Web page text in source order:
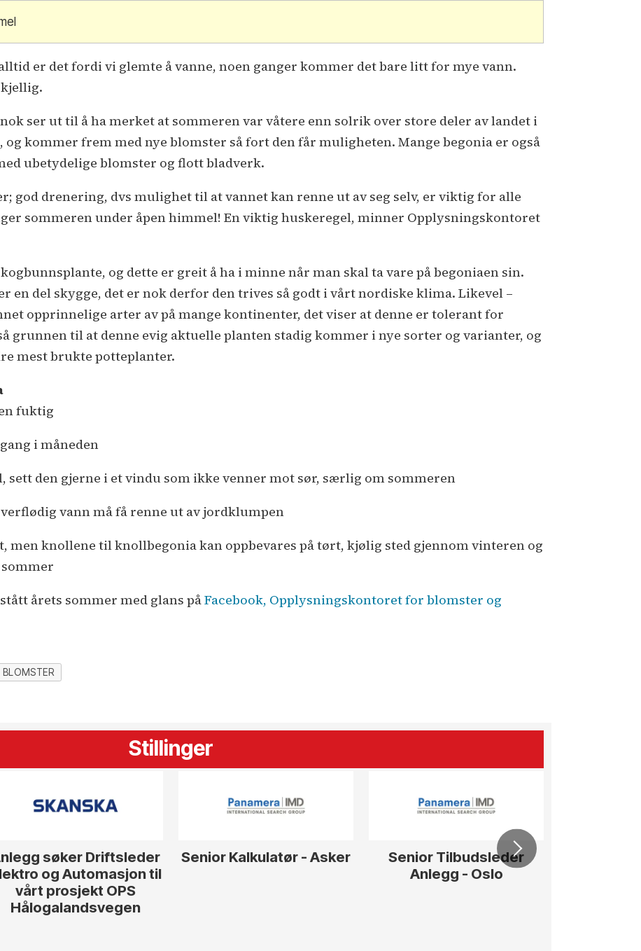
er det fordi vi glemte å vanne, noen ganger kommer det bare litt for mye vann.
ser ut til å ha merket at sommeren var våtere enn solrik over store deler av landet i
kommer frem med nye blomster så fort den får muligheten. Mange begonia er også
ubetydelige blomster og flott bladverk.
god drenering, dvs mulighet til at vannet kan renne ut av seg selv, er viktig for alle
sommeren under åpen himmel! En viktig huskeregel, minner Opplysningskontoret
og dette er greit å ha i minne når man skal ta vare på begoniaen sin.
en del skygge, det er nok derfor den trives så godt i vårt nordiske klima. Likevel –
opprinnelige arter av på mange kontinenter, det viser at denne er tolerant for
grunnen til at denne evig aktuelle planten stadig kommer i nye sorter og varianter, og
mest brukte potteplanter.
fuktig
i måneden
sett den gjerne i et vindu som ikke venner mot sør, særlig om sommeren
vann må få renne ut av jordklumpen
men knollene til knollbegonia kan oppbevares på tørt, kjølig sted gjennom vinteren og
årets sommer med glans påFacebook, Opplysningskontoret for blomster og
BLOMSTER
Stillinger
søker Driftsleder
og Automasjon til
vårt prosjekt OPS
Hålogalandsvegen
Senior Kalkulatør - Asker
Senior Tilbudsleder
Anlegg - Oslo